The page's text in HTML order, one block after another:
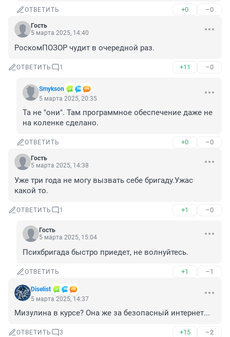
ОТВЕТИТЬ +0 –0
Гость
5 марта 2025, 14:40
РоскомПОЗОР чудит в очередной раз.
ОТВЕТИТЬ 1 +11 –0
Smykson
5 марта 2025, 20:35
Та не "они". Там программное обеспечение даже не
на коленке сделано.
ОТВЕТИТЬ +0 –0
Гость
5 марта 2025, 14:38
Уже три года не могу вызвать себе бригаду.Ужас
какой то.
ОТВЕТИТЬ 1 +1 –0
Гость
5 марта 2025, 15:04
Психбригада быстро приедет, не волнуйтесь.
ОТВЕТИТЬ +1 –1
Diselist
5 марта 2025, 14:37
Мизулина в курсе? Она же за безопасный интернет...
ОТВЕТИТЬ 3 +15 –2